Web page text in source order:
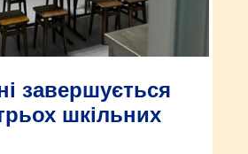
завершується
шкільних